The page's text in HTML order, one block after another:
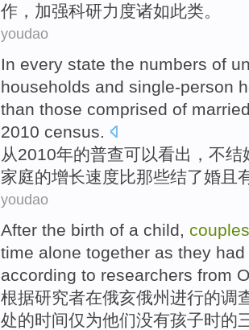
作， 加强科研力度诸如此类。
youdao
In every state the numbers of
households and single-person
than those comprised of
2010 census.
从2010年的普查可以看出，不结
家庭的增长速度比那些结了婚 且
youdao
After the birth of a child
couples
time alone together as they had
according to researchers from
根据研究者在俄亥俄州进行的调
处的时间仅为他们没有孩子时的